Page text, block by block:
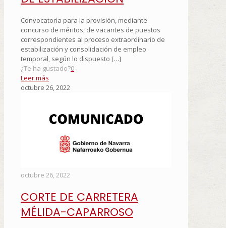
Convocatoria para la provisión, mediante
concurso de méritos, de vacantes de puestos
correspondientes al proceso extraordinario de
estabilización y consolidación de empleo
temporal, según lo dispuesto […]
¿Te ha gustado?0
Leer más
octubre 26, 2022
octubre 26, 2022
CORTE DE CARRETERA
MÉLIDA-CAPARROSO